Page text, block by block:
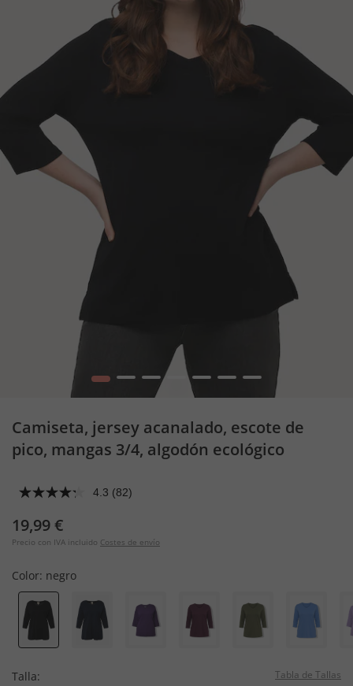
1 2 3 5 6 7
Camiseta, jersey acanalado, escote de
pico, mangas 3/4, algodón ecológico
4.3 (82)
19,99 €
Precio con IVA incluido Costes de envío
Color: negro
Talla: Tabla de Tallas